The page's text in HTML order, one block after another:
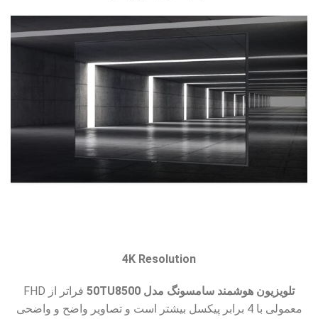
4K Resolution
تلویزیون هوشمند سامسونگ مدل 50TU8500
فراتر از FHD
معمولی با 4 برابر پیکسل بیشتر است و تصاویر واضح و واضحی